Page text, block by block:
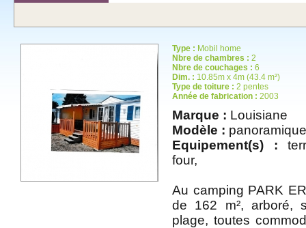
Type : Mobil home
Nbre de chambres : 2
Nbre de couchages : 6
Dim. : 10.85m x 4m (43.4 m²)
Type de toiture : 2 pentes
Année de fabrication : 2003
Marque : Louisiane
Modèle : panoramique
Equipement(s) :
four,
Au camping PARK
de 162 m²,
plage, toutes